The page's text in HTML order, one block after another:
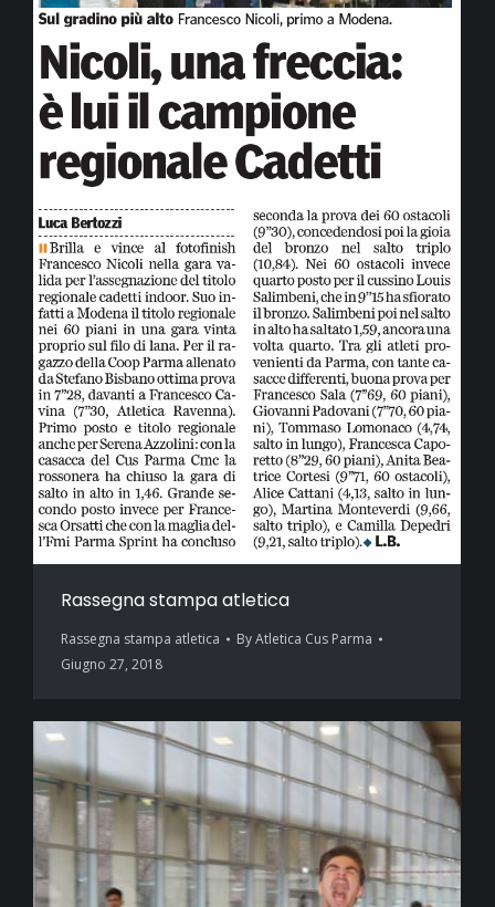
Rassegna stampa atletica
Rassegna stampa atletica ByAtletica Cus Parma
Giugno 27, 2018